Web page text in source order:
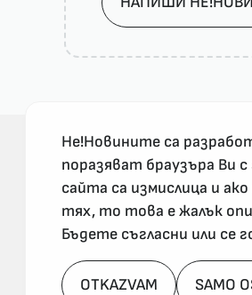
За реклама и връзка с нас,
nenovinite@gmail.com
Не!Новините са
поразяват браузъра Ви
сайта са измислица и
тях, то това е жалък
Бъдете съгласни или се
OTKAZVAM SAMO